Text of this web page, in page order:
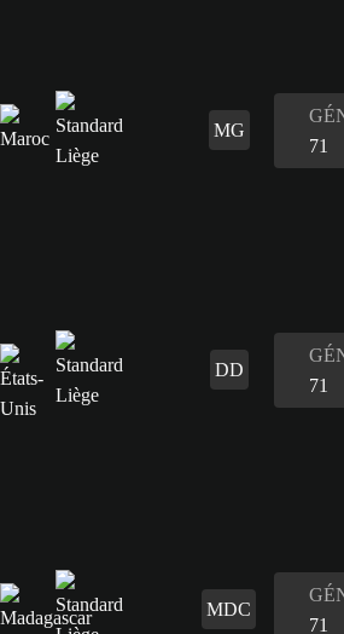
MG
71
DD
71
MDC
71